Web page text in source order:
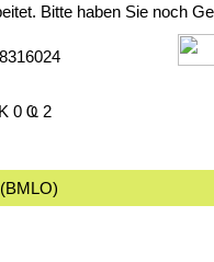
Bitte haben Sie noch
0 Ҩ 2